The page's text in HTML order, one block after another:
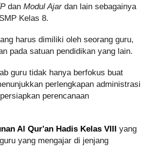
dan Modul Ajardan lain sebagainya
Kelas 8.
harus dimiliki oleh seorang guru,
pada satuan pendidikan yang lain.
guru tidak hanya berfokus buat
perlengkapan administrasi
perencanaan
Al Qur'an Hadis Kelas VIII yang
yang mengajar di jenjang